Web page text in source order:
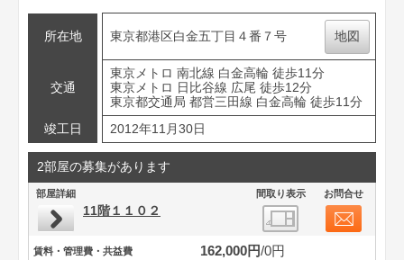
所在地 東京都港区白金五丁目４番７号 地図
交通
東京メトロ 南北線 白金高輪 徒歩11分
東京メトロ 日比谷線 広尾 徒歩12分
東京都交通局 都営三田線 白金高輪 徒歩11分
竣工日
2012年11月30日
2部屋の募集があります
部屋詳細 間取り表示 お問合せ
11階１１０２
賃料・管理費・共益費 162,000円 0円